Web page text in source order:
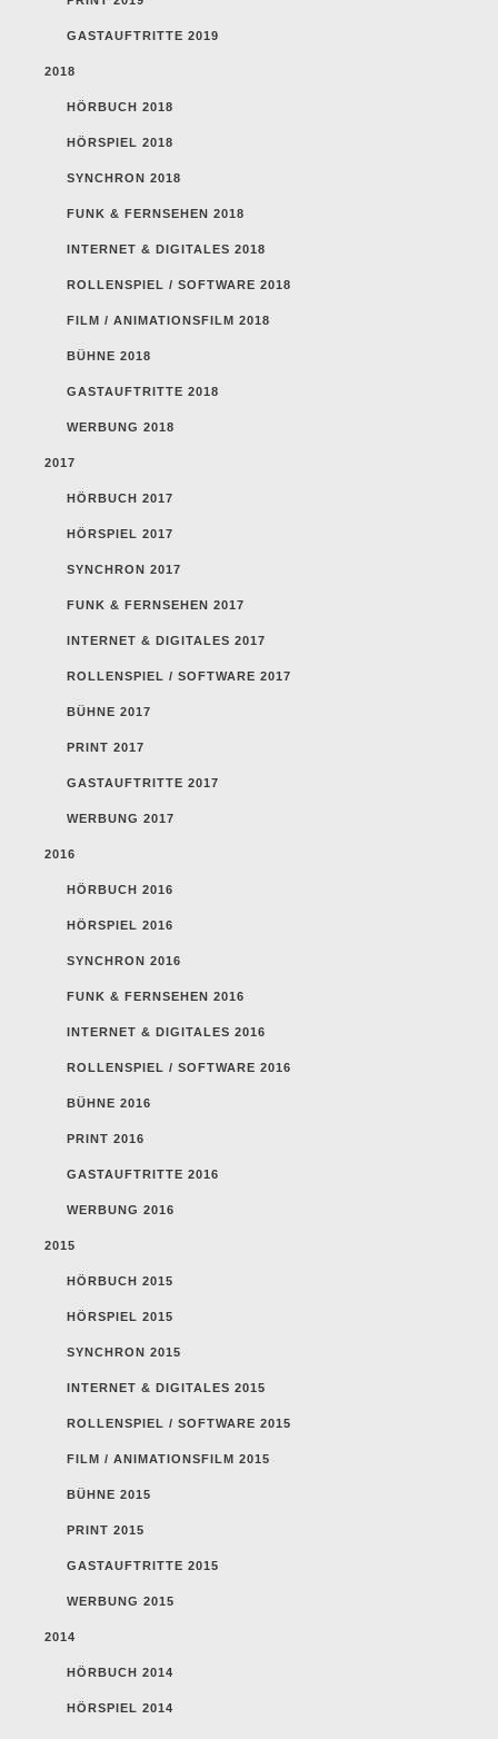
GASTAUFTRITTE 2019
2018
HÖRBUCH 2018
HÖRSPIEL 2018
SYNCHRON 2018
FUNK & FERNSEHEN 2018
INTERNET & DIGITALES 2018
ROLLENSPIEL / SOFTWARE 2018
FILM / ANIMATIONSFILM 2018
BÜHNE 2018
GASTAUFTRITTE 2018
WERBUNG 2018
2017
HÖRBUCH 2017
HÖRSPIEL 2017
SYNCHRON 2017
FUNK & FERNSEHEN 2017
INTERNET & DIGITALES 2017
ROLLENSPIEL / SOFTWARE 2017
BÜHNE 2017
PRINT 2017
GASTAUFTRITTE 2017
WERBUNG 2017
2016
HÖRBUCH 2016
HÖRSPIEL 2016
SYNCHRON 2016
FUNK & FERNSEHEN 2016
INTERNET & DIGITALES 2016
ROLLENSPIEL / SOFTWARE 2016
BÜHNE 2016
PRINT 2016
GASTAUFTRITTE 2016
WERBUNG 2016
2015
HÖRBUCH 2015
HÖRSPIEL 2015
SYNCHRON 2015
INTERNET & DIGITALES 2015
ROLLENSPIEL / SOFTWARE 2015
FILM / ANIMATIONSFILM 2015
BÜHNE 2015
PRINT 2015
GASTAUFTRITTE 2015
WERBUNG 2015
2014
HÖRBUCH 2014
HÖRSPIEL 2014